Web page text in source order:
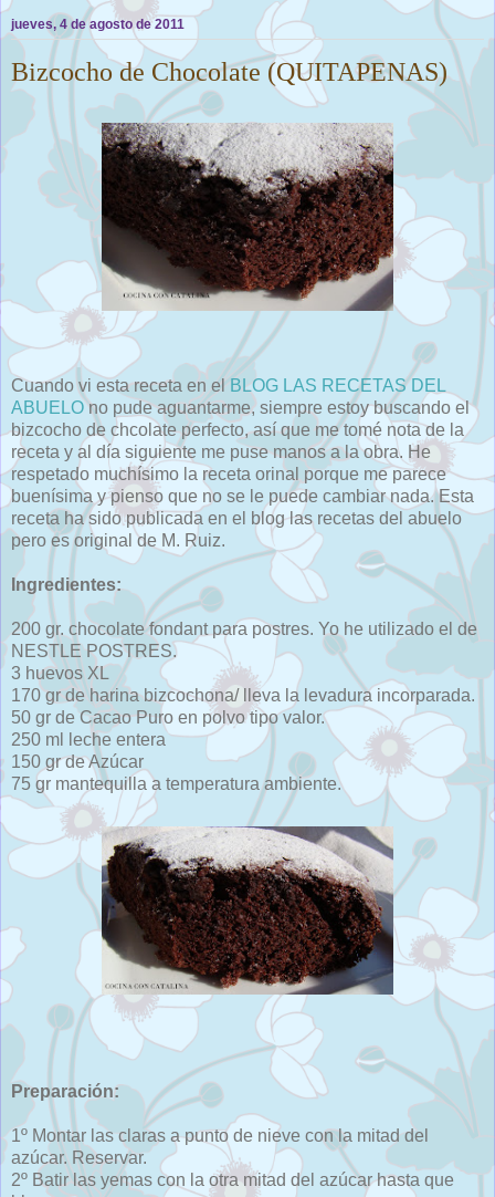
jueves, 4 de agosto de 2011
Bizcocho de Chocolate (QUITAPENAS)
Cuando vi esta receta en elBLOG LAS RECETAS DEL
ABUELOno pude aguantarme, siempre estoy buscando el
bizcocho de chcolate perfecto, así que me tomé nota de la
receta y al día siguiente me puse manos a la obra. He
respetado muchísimo la receta orinal porque me parece
buenísima y pienso que no se le puede cambiar nada. Esta
receta ha sido publicada en el blog las recetas del abuelo
pero es original de M. Ruiz.
Ingredientes:
200 gr. chocolate fondant para postres. Yo he utilizado el de
NESTLE POSTRES.
3 huevos XL
170 gr de harina bizcochona/ lleva la levadura incorparada.
50 gr de Cacao Puro en polvo tipo valor.
250 ml leche entera
150 gr de Azúcar
75 gr mantequilla a temperatura ambiente.
Preparación:
1º Montar las claras a punto de nieve con la mitad del
azúcar. Reservar.
2º Batir las yemas con la otra mitad del azúcar hasta que